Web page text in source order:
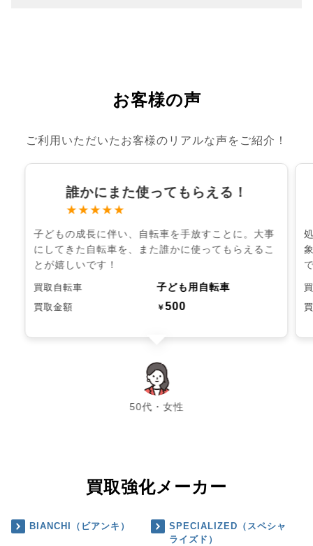
お客様の声
ご利用いただいたお客様のリアルな声をご紹介！
誰かにまた使ってもらえる！
★★★★★
子どもの成長に伴い、自転車を手放すことに。大事
にしてきた自転車を、また誰かに使ってもらえるこ
とが嬉しいです！
買取自転車 子ども用自転車
買取金額 ￥500
50代・女性
chevron_left chevron_right
買取強化メーカー
BIANCHI（ビアンキ）
SPECIALIZED（スペシャ
ライズド）